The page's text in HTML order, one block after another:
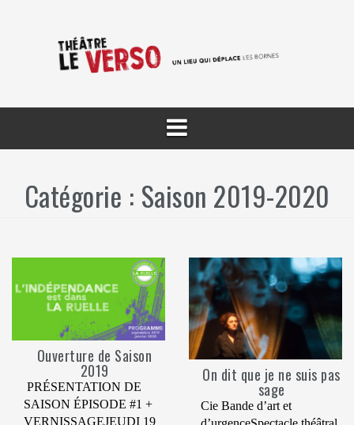
Catégorie : Saison 2019-2020
Ouverture de Saison
2019
PRÉSENTATION DE
SAISON ÉPISODE #1 +
VERNISSAGEJEUDI 19
On dit que je ne suis pas
sage
Cie Bande d’art et